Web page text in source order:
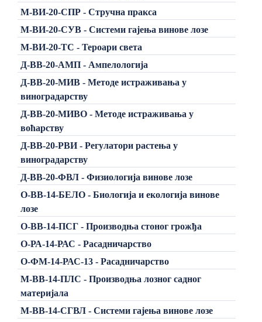
М-ВИ-20-СПР - Стручна пракса
М-ВИ-20-СУВ - Системи гајења винове лозе
М-ВИ-20-ТС - Тероари света
Д-ВВ-20-АМП - Ампелологија
Д-ВВ-20-МИВ - Методе истраживања у
виноградарству
Д-ВВ-20-МИВО - Методе истраживања у
воћарству
Д-ВВ-20-РВИ - Регулатори растења у
виноградарству
Д-ВВ-20-ФВЛ - Физиологија винове лозе
О-ВВ-14-БЕЛО - Биологија и екологија винове
лозе
О-ВВ-14-ПСГ - Производња стоног грожђа
О-РА-14-РАС - Расадничарство
О-ФМ-14-РАС-13 - Расадничарство
М-ВВ-14-ПЛС - Производња лозног садног
материјала
М-ВВ-14-СГВЛ - Системи гајења винове лозе